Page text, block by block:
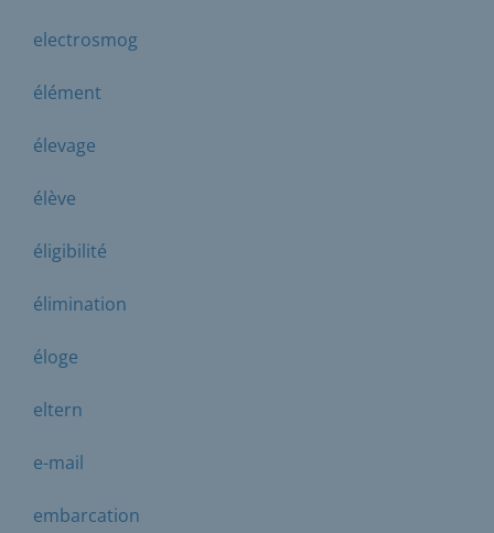
electrosmog
élément
élevage
élève
éligibilité
élimination
éloge
eltern
e-mail
embarcation